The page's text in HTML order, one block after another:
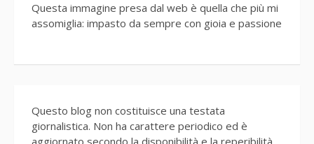
Questa immagine presa dal web è quella che più mi
assomiglia: impasto da sempre con gioia e passione
Questo blog non costituisce una testata
giornalistica. Non ha carattere periodico ed è